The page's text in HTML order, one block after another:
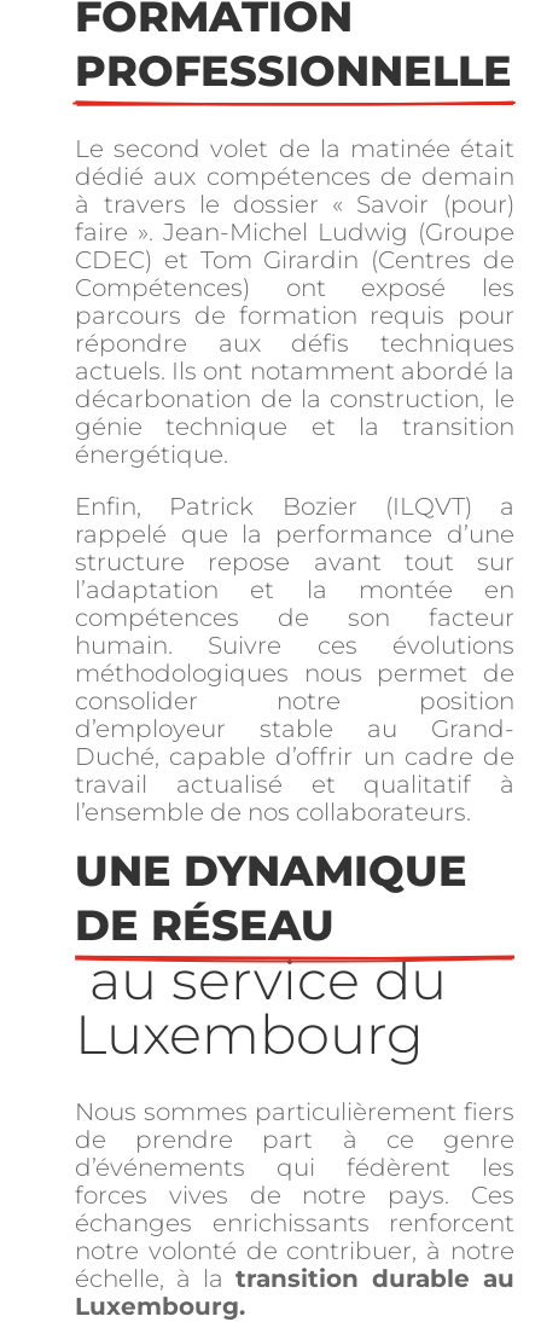
FORMATION
PROFESSIONNELLE
Le second volet de la matinée était
dédié aux compétences de demain
à travers le dossier « Savoir (pour)
faire ». Jean-Michel Ludwig (Groupe
CDEC) et Tom Girardin (Centres de
Compétences) ont exposé les
parcours de formation requis pour
répondre aux défis techniques
actuels. Ils ont notamment abordé la
décarbonation de la construction, le
génie technique et la transition
énergétique.
Enfin, Patrick Bozier (ILQVT) a
rappelé que la performance d’une
structure repose avant tout sur
l’adaptation et la montée en
compétences de son facteur
humain. Suivre ces évolutions
méthodologiques nous permet de
consolider notre position
d’employeur stable au Grand-
Duché, capable d’offrir un cadre de
travail actualisé et qualitatif à
l’ensemble de nos collaborateurs.
UNE DYNAMIQUE
DE RÉSEAU
au service du
Luxembourg
Nous sommes particulièrement fiers
de prendre part à ce genre
d’événements qui fédèrent les
forces vives de notre pays. Ces
échanges enrichissants renforcent
notre volonté de contribuer, à notre
échelle, à la transition durable au
Luxembourg.